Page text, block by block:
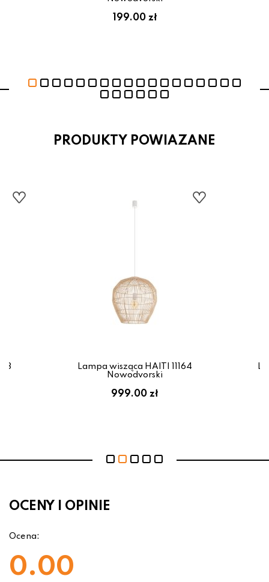
199.00 zł
PRODUKTY POWIAZANE
Lampa wisząca HAITI 11164
Nowodvorski
999.00 zł
OCENY I OPINIE
Ocena:
0.00